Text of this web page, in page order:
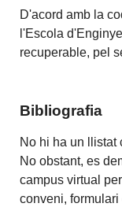
D'acord amb la
l'Escola
recuperable, pel
Bibliografia
No hi ha un llistat
No obstant, es
campus virtual
conveni, formulari